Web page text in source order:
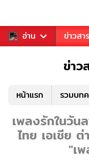
อ่าน
ข่าวบันเทิง ข่าวสา
ข่าว
หน้าแรก รวมบท
เพลงรักในวัน
ไทย เอเชีย
"เ